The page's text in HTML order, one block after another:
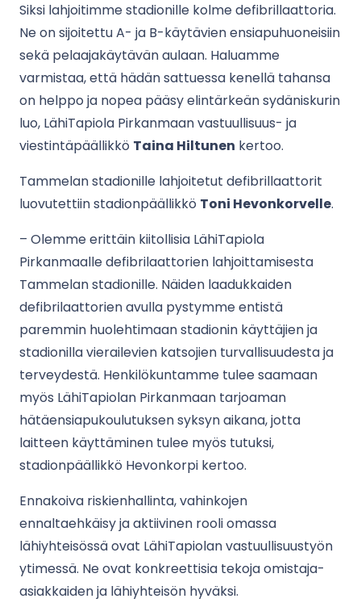
Siksi lahjoitimme stadionille kolme defibrillaattoria.
Ne on sijoitettu A- ja B-käytävien ensiapuhuoneisiin
sekä pelaajakäytävän aulaan. Haluamme
varmistaa, että hädän sattuessa kenellä tahansa
on helppo ja nopea pääsy elintärkeän sydäniskurin
luo, LähiTapiola Pirkanmaan vastuullisuus- ja
viestintäpäällikkö Taina Hiltunen kertoo.
Tammelan stadionille lahjoitetut defibrillaattorit
luovutettiin stadionpäällikkö Toni Hevonkorvelle.
– Olemme erittäin kiitollisia LähiTapiola
Pirkanmaalle defibrilaattorien lahjoittamisesta
Tammelan stadionille. Näiden laadukkaiden
defibrilaattorien avulla pystymme entistä
paremmin huolehtimaan stadionin käyttäjien ja
stadionilla vierailevien katsojien turvallisuudesta ja
terveydestä. Henkilökuntamme tulee saamaan
myös LähiTapiolan Pirkanmaan tarjoaman
hätäensiapukoulutuksen syksyn aikana, jotta
laitteen käyttäminen tulee myös tutuksi,
stadionpäällikkö Hevonkorpi kertoo.
Ennakoiva riskienhallinta, vahinkojen
ennaltaehkäisy ja aktiivinen rooli omassa
lähiyhteisössä ovat LähiTapiolan vastuullisuustyön
ytimessä. Ne ovat konkreettisia tekoja omistaja-
asiakkaiden ja lähiyhteisön hyväksi.